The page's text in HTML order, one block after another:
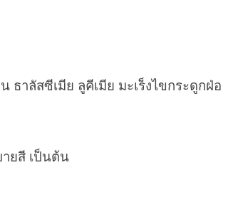
ธาลัสซีเมีย ลูคีเมีย มะเร็งไขกระดูกฝ่อ
ายสี เป็นต้น